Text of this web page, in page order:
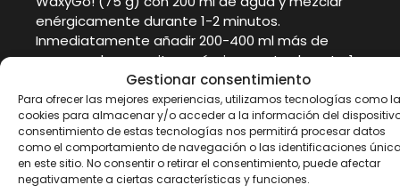
Gestionar consentimiento
Para ofrecer las mejores experiencias, utilizamos tecnologías como
cookies para almacenar y/o acceder a la información del
consentimiento de estas tecnologías nos permitirá procesar datos
como el comportamiento de navegación o las identificaciones
en este sitio. No consentir o retirar el consentimiento, puede afectar
negativamente a ciertas características y funciones.
enérgicamente durante 1-2 minutos.
Inmediatamente añadir 200-400 ml más de
agua y volver a agitar enérgicamente durante 1-
2 minutos. Tomar antes de la actividad física o
inmediatamente después. Tomar 1-3 dosis al
día, dependiendo de la necesidad diaria de
hidratos de carbono.
Advertencias